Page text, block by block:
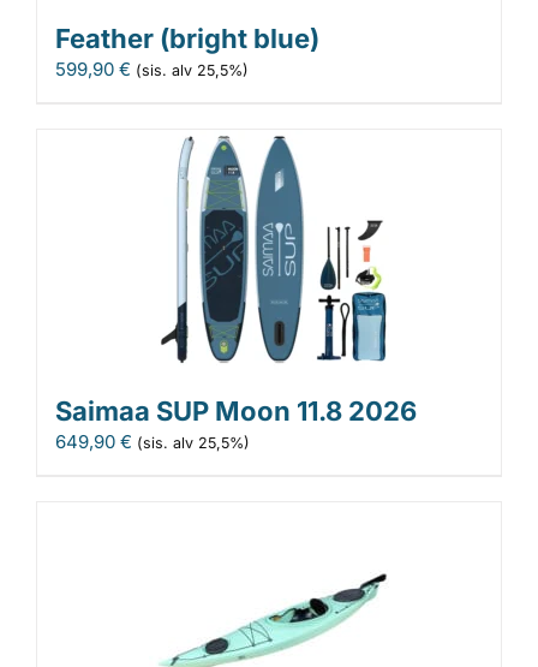
Feather (bright blue)
599,90 € (sis. alv 25,5%)
Saimaa SUP Moon 11.8 2026
649,90 € (sis. alv 25,5%)